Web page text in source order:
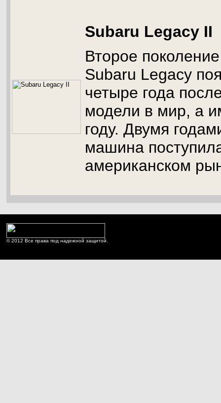
Subaru Legacy II
Второе
Subaru Legacy
четыре года
модели в мир, а
году. Двумя
машина
американском
© 2012 Все права под надежной защитой.